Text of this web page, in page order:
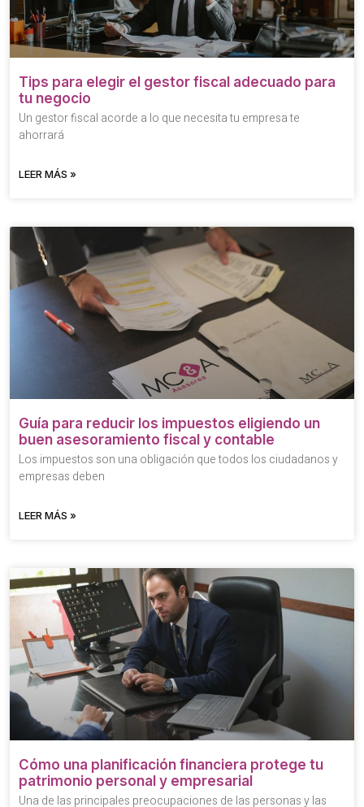
Tips para elegir el gestor fiscal adecuado para
tu negocio
Un gestor fiscal acorde a lo que necesita tu empresa te
ahorrará
LEER MÁS »
Guía para reducir los impuestos eligiendo un
buen asesoramiento fiscal y contable
Los impuestos son una obligación que todos los ciudadanos y
empresas deben
LEER MÁS »
Cómo una planificación financiera protege tu
patrimonio personal y empresarial
Una de las principales preocupaciones de las personas y las